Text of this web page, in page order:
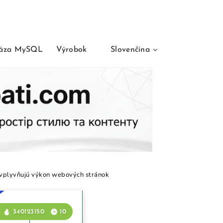
MySQL Výrobok Slovenčina
výkon webových stránok
340123150 10